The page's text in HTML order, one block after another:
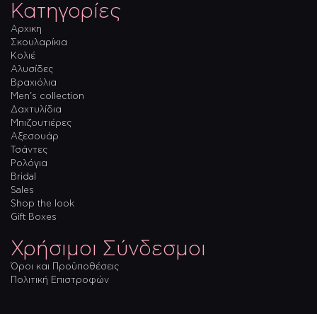
Κατηγορίες
Αρχικη
Σκουλαρίκια
Κολιέ
Αλυσίδες
Βραχιόλια
Men’s collection
Δαχτυλίδια
Μπιζουτιέρες
Αξεσουάρ
Τσάντες
Ρολόγια
Bridal
Sales
Shop the look
Gift Boxes
Χρήσιμοι Σύνδεσμοι
Όροι και Προϋποθέσεις
Πολιτική Επιστροφών